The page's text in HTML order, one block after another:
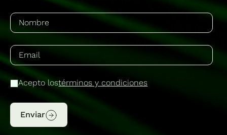
Acepto lostérminos y condiciones
Enviar